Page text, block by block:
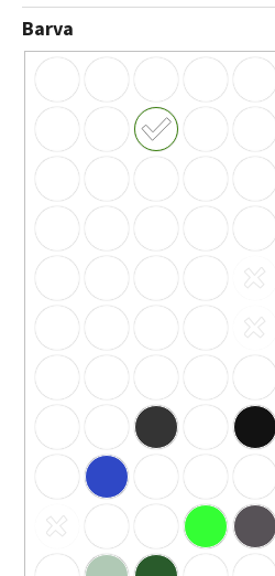
Barva